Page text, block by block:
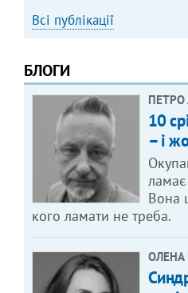
Всі публікації
БЛОГИ
10
– і
Вона
кого ламати не треба.
ОЛЕНА